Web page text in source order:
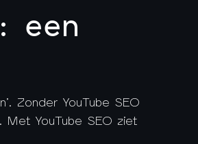
een
Zonder YouTube SEO
YouTube SEO ziet